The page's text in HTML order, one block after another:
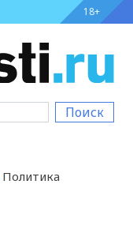
18+
Поиск
Политика